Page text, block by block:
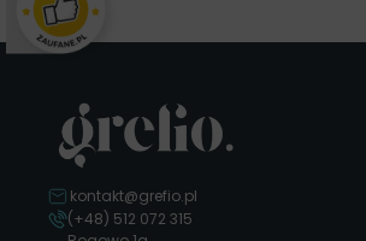
kontakt@grefio.pl
(+48) 512 072 315